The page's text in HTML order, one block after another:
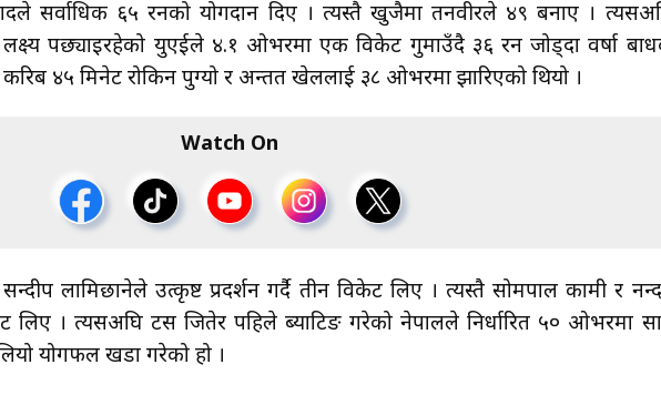
सर्वाधिक ६५ रनको योगदान दिए । त्यस्तै खुजैमा तनवीरले ४९ बनाए ।
पछ्याइरहेको युएईले ४.१ ओभरमा एक विकेट गुमाउँदै ३६ रन जोड्दा वर्षा
४५ मिनेट रोकिन पुग्यो र अन्तत खेललाई ३८ ओभरमा झारिएको थियो ।
Watch On
लामिछानेले उत्कृष्ट प्रदर्शन गर्दै तीन विकेट लिए । त्यस्तै सोमपाल कामी र
लिए । त्यसअघि टस जितेर पहिले ब्याटिङ गरेको नेपालले निर्धारित ५० ओभरमा
योगफल खडा गरेको हो ।